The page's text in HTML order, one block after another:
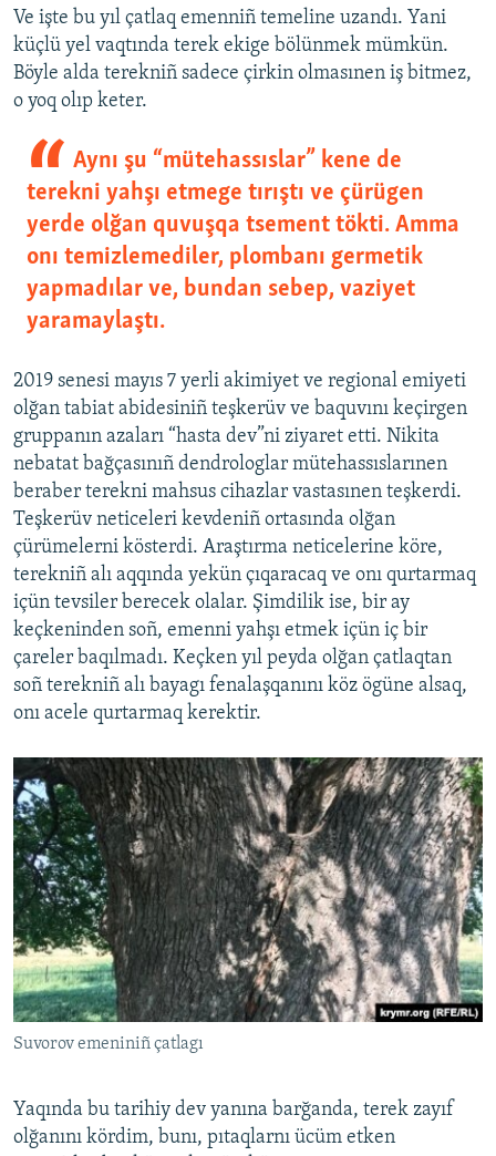
Ve işte bu yıl çatlaq emenniñ temeline uzandı. Yani
küçlü yel vaqtında terek ekige bölünmek mümkün.
Böyle alda terekniñ sadece çirkin olmasınen iş bitmez,
o yoq olıp keter.
Aynı şu “mütehassıslar” kene de
terekni yahşı etmege tırıştı ve çürügen
yerde olğan quvuşqa tsement tökti. Amma
onı temizlemediler, plombanı germetik
yapmadılar ve, bundan sebep, vaziyet
yaramaylaştı.
2019 senesi mayıs 7 yerli akimiyet ve regional emiyeti
olğan tabiat abidesiniñ teşkerüv ve baquvını keçirgen
gruppanın azaları “hasta dev”ni ziyaret etti. Nikita
nebatat bağçasınıñ dendrologlar mütehassıslarınen
beraber terekni mahsus cihazlar vastasınen teşkerdi.
Teşkerüv neticeleri kevdeniñ ortasında olğan
çürümelerni kösterdi. Araştırma neticelerine köre,
terekniñ alı aqqında yekün çıqaracaq ve onı qurtarmaq
içün tevsiler berecek olalar. Şimdilik ise, bir ay
keçkeninden soñ, emenni yahşı etmek içün iç bir
çareler baqılmadı. Keçken yıl peyda olğan çatlaqtan
soñ terekniñ alı bayagı fenalaşqanını köz ögüne alsaq,
onı acele qurtarmaq kerektir.
Suvorov emeniniñ çatlagı
Yaqında bu tarihiy dev yanına barğanda, terek zayıf
olğanını kördim, bunı, pıtaqlarnı ücüm etken